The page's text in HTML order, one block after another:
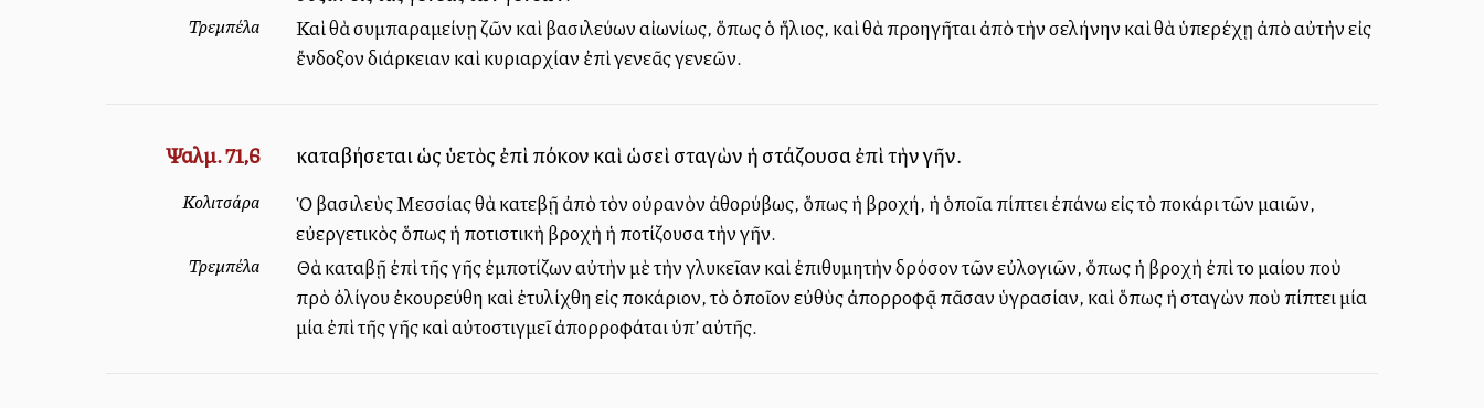
Τρεμπέλα
Καὶ θὰ συμπαραμείνῃ ζῶν καὶ βασιλεύων αἰωνίως, ὅπως ὁ ἥλιος, καὶ θὰ προηγῆται ἀπὸ τὴν σελήνην καὶ θὰ ὑπερέχῃ ἀπὸ αὐτὴν εἰς
ἔνδοξον διάρκειαν καὶ κυριαρχίαν ἐπὶ γενεᾶς γενεῶν.
Ψαλμ. 71,6 καταβήσεται ὡς ὑετὸς ἐπὶ πόκον καὶ ὡσεὶ σταγὼν ἡ στάζουσα ἐπὶ τὴν γῆν.
Κολιτσάρα
Ὁ βασιλεὺς Μεσσίας θὰ κατεβῇ ἀπὸ τὸν οὐρανὸν ἀθορύβως, ὅπως ἡ βροχή, ἡ ὁποῖα πίπτει ἐπάνω εἰς τὸ ποκάρι τῶν μαλλιῶν,
εὐεργετικὸς ὅπως ἡ ποτιστικὴ βροχὴ ἡ ποτίζουσα τὴν γῆν.
Τρεμπέλα
Θὰ καταβῇ ἐπὶ τῆς γῆς ἐμποτίζων αὐτὴν μὲ τὴν γλυκεῖαν καὶ ἐπιθυμητὴν δρόσον τῶν εὐλογιῶν, ὅπως ἡ βροχὴ ἐπὶ τοῦ μαλλίου ποὺ
πρὸ ὀλίγου ἐκουρεύθη καὶ ἐτυλίχθη εἰς ποκάριον, τὸ ὁποῖον εὐθὺς ἀπορροφᾷ πᾶσαν ὑγρασίαν, καὶ ὅπως ἡ σταγὼν ποὺ πίπτει μία
μία ἐπὶ τῆς γῆς καὶ αὐτοστιγμεῖ ἀπορροφάται ὑπ’ αὐτῆς.